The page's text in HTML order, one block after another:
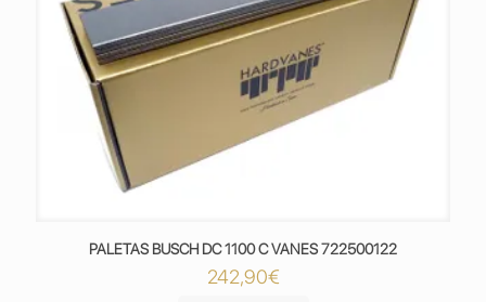
PALETAS BUSCH DC 1100 C VANES 722500122
242,90€